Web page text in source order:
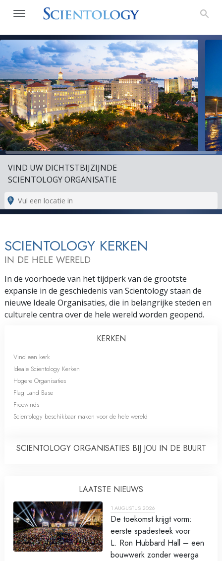
VIND UW DICHTSTBIJZIJNDE
SCIENTOLOGY ORGANISATIE
SCIENTOLOGY KERKEN
IN DE HELE WERELD
In de voorhoede van het tijdperk van de grootste
expansie in de geschiedenis van Scientology staan de
nieuwe Ideale Organisaties, die in belangrijke steden en
culturele centra over de hele wereld worden geopend.
KERKEN
Vind een kerk
Ideale Scientology Kerken
Hogere Organisaties
Flag Land Base
Freewinds
Scientology beschikbaar maken voor de hele wereld
SCIENTOLOGY ORGANISATIES BIJ JOU IN DE BUURT
LAATSTE NIEUWS
1 AUGUSTUS 2026
De toekomst krijgt vorm:
eerste spadesteek voor
L. Ron Hubbard Hall – een
bouwwerk zonder weerga